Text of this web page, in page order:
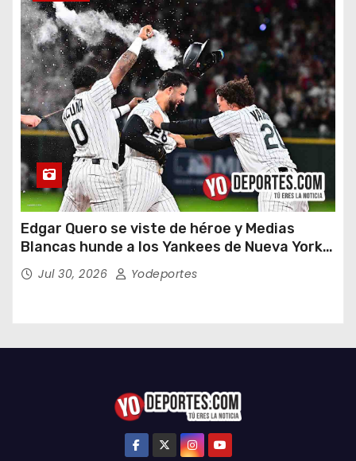
Edgar Quero se viste de héroe y Medias
Blancas hunde a los Yankees de Nueva York
en doce entradas
Jul 30, 2026 Yodeportes